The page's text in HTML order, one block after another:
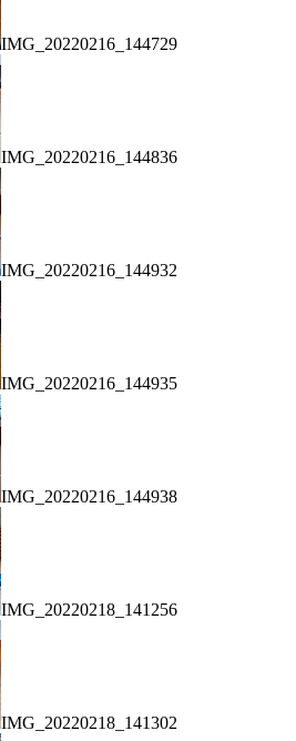
IMG_20220216_144729
IMG_20220216_144836
IMG_20220216_144932
IMG_20220216_144935
IMG_20220216_144938
IMG_20220218_141256
IMG_20220218_141302